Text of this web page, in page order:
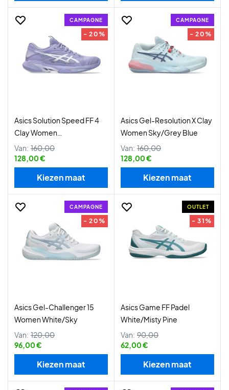
CAMPAGNE
- 20%
Asics Solution Speed FF 4
Clay Women
Bluebell/White
Van: 160,00
128,00 €
Kiezen maat
CAMPAGNE
- 20%
Asics Gel-Resolution X Clay
Women Sky/Grey Blue
Van: 160,00
128,00 €
Kiezen maat
CAMPAGNE
- 20%
Asics Gel-Challenger 15
Women White/Sky
Van: 120,00
96,00 €
Kiezen maat
OUTLET
- 31%
Asics Game FF Padel
White/Misty Pine
Van: 90,00
62,00 €
Kiezen maat